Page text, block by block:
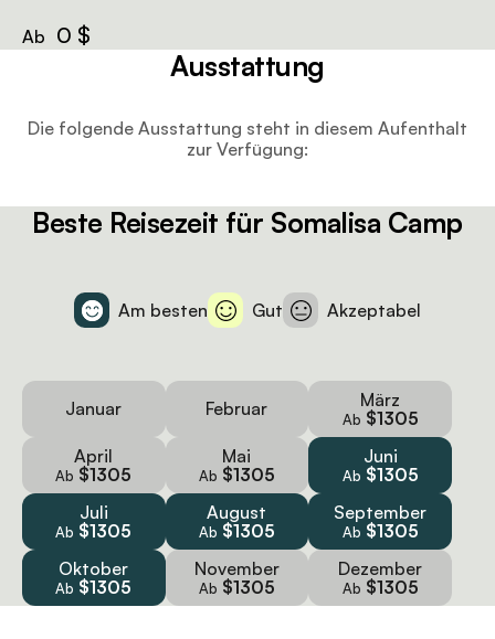
Ab 0 $
Ausstattung
Die folgende Ausstattung steht in diesem Aufenthalt
zur Verfügung:
Beste Reisezeit für Somalisa Camp
Am besten Gut Akzeptabel
Januar Februar März
Ab $1305
April
Ab $1305
Mai
Ab $1305
Juni
Ab $1305
Juli
Ab $1305
August
Ab $1305
September
Ab $1305
Oktober
Ab $1305
November
Ab $1305
Dezember
Ab $1305